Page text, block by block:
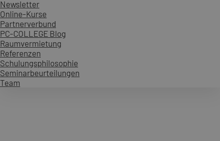
Newsletter
Online-Kurse
Partnerverbund
PC-COLLEGE Blog
Raumvermietung
Referenzen
Schulungsphilosophie
Seminarbeurteilungen
Team